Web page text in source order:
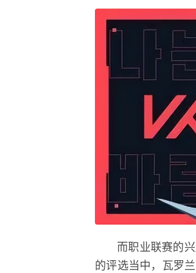
而职业联赛的
的评选当中，瓦罗